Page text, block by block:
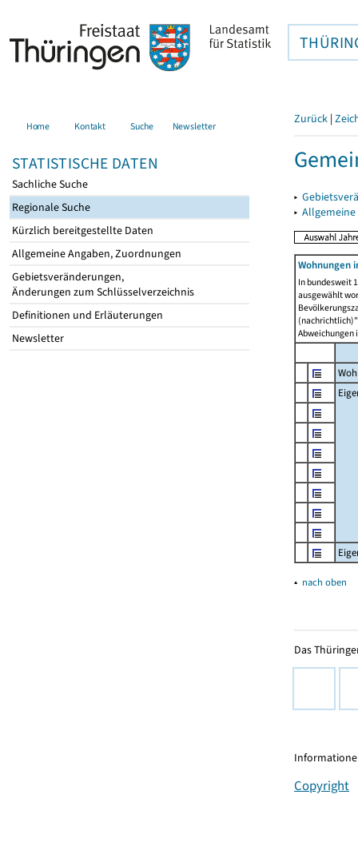
Home Kontakt Suche Newsletter
STATISTISCHE DATEN
Sachliche Suche
Regionale Suche
Kürzlich bereitgestellte Daten
Allgemeine Angaben, Zuordnungen
Gebietsveränderungen,
Änderungen zum Schlüsselverzeichnis
Definitionen und Erläuterungen
Newsletter
Zurück |
▸
▸
Wohnungen
In bundesweit
ausgewählt
Abweichungen
▴ nach oben
Das
Copyright